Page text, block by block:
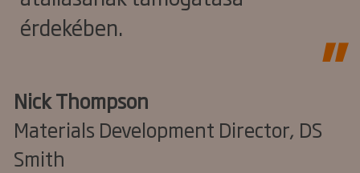
érdekében.
Nick Thompson
Materials Development Director, DS
Smith